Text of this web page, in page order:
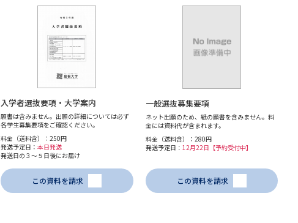
受験情報リンク
入学者選抜要項・大学案内
願書は含みません。出願の詳細については必ず
各学生募集要項をご確認ください。
料金（送料含）：250円
発送予定日： 本日発送
発送日の３～５日後にお届け
この資料を請求
一般選抜募集要項
ネット出願のため、紙の願書を含みません。料
金には資料代が含まれます。
料金（送料含）：280円
発送予定日： 12月22日【予約受付中】
この資料を請求